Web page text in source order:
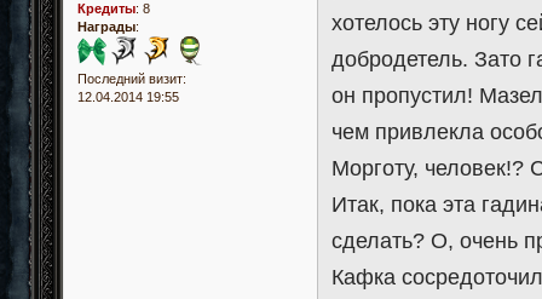
Кредиты: 8
Награды:
Последний визит:
12.04.2014 19:55
хотелось эту ногу
добродетель. Зато
он пропустил!
чем привлекла
Морготу, человек!?
Итак, пока эта
сделать? О, очень
Кафка